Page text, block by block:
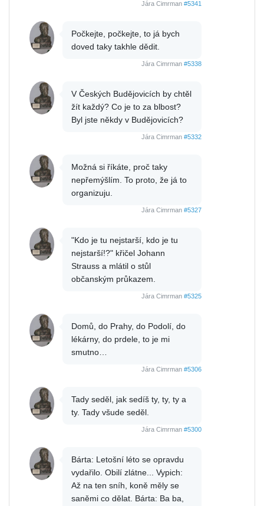
Jára Cimrman #5341
Počkejte, počkejte, to já bych
doved taky takhle dědit.
Jára Cimrman #5338
V Českých Budějovicích by chtěl
žít každý? Co je to za blbost?
Byl jste někdy v Budějovicích?
Jára Cimrman #5332
Možná si říkáte, proč taky
nepřemýšlím. To proto, že já to
organizuju.
Jára Cimrman #5327
"Kdo je tu nejstarší, kdo je tu
nejstarší!?" křičel Johann
Strauss a mlátil o stůl
občanským průkazem.
Jára Cimrman #5325
Domů, do Prahy, do Podolí, do
lékárny, do prdele, to je mi
smutno…
Jára Cimrman #5306
Tady seděl, jak sedíš ty, ty, ty a
ty. Tady všude seděl.
Jára Cimrman #5300
Bárta: Letošní léto se opravdu
vydařilo. Obilí zlátne... Vypich:
Až na ten sníh, koně měly se
saněmi co dělat. Bárta: Ba ba,